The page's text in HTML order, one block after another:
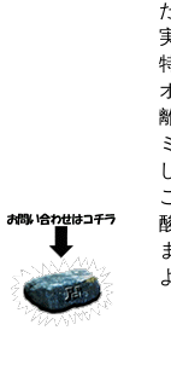
た
実
特
オ
離
ミ
し
ご
酸
ま
よ